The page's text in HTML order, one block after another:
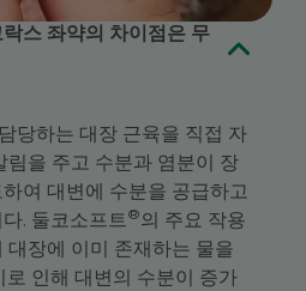
스 좌약의 차이점은 무
당하는 대장 근육을 직접 자
림을 주고 수분과 염분이 장
여 대변에 수분을 공급하고
. 둘코소프트®의 주요 작용
대장에 이미 존재하는 물을
로 인해 대변의 수분이 증가